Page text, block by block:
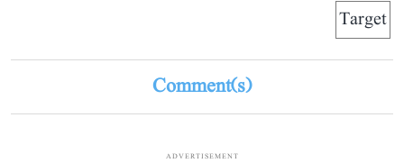
Target
Comment(s)
ADVERTISEMENT